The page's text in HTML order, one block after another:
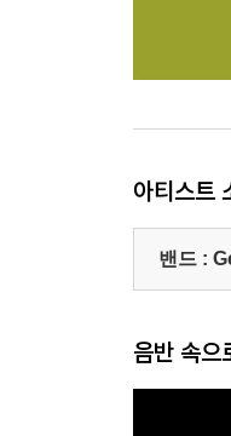
아티스트
밴드 :
음반 속으